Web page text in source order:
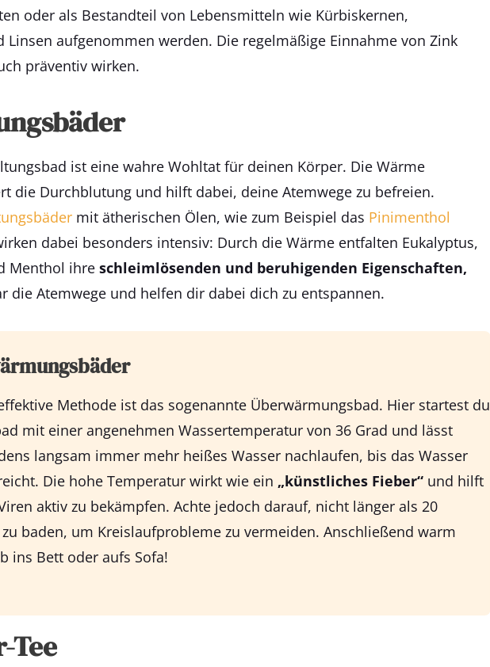
oder als Bestandteil von Lebensmitteln wie Kürbiskernen,
Linsen aufgenommen werden. Die regelmäßige Einnahme von Zink
präventiv wirken.
ist eine wahre Wohltat für deinen Körper. Die Wärme
die Durchblutung und hilft dabei, deine Atemwege zu befreien.
mit ätherischen Ölen, wie zum Beispiel das Pinimenthol
dabei besonders intensiv: Durch die Wärme entfalten Eukalyptus,
Menthol ihre schleimlösenden und beruhigenden Eigenschaften,
die Atemwege und helfen dir dabei dich zu entspannen.
Methode ist das sogenannte Überwärmungsbad. Hier startest du
mit einer angenehmen Wassertemperatur von 36 Grad und lässt
langsam immer mehr heißes Wasser nachlaufen, bis das Wasser
Die hohe Temperatur wirkt wie ein „künstliches Fieber“ und hilft
aktiv zu bekämpfen. Achte jedoch darauf, nicht länger als 20
baden, um Kreislaufprobleme zu vermeiden. Anschließend warm
ins Bett oder aufs Sofa!
Tee